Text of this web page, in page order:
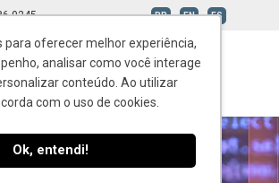
para oferecer melhor experiência,
analisar como você interage
conteúdo. Ao utilizar
com o uso de cookies.
Ok, entendi!
0245 BR EN ES